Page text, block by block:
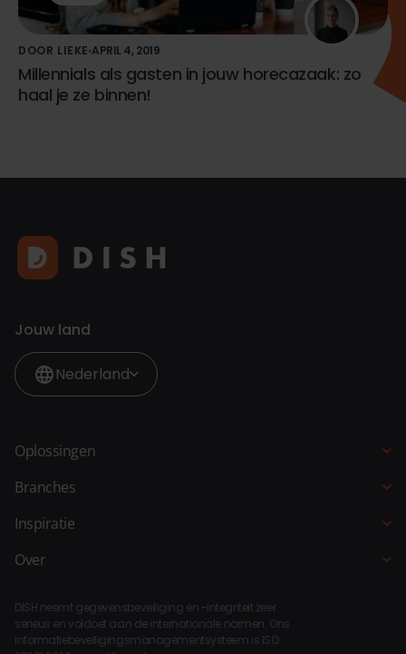
DOOR LIEKE APRIL 4, 2019
Millennials als gasten in jouw horecazaak: zo
haal je ze binnen!
Jouw land
Nederland
Oplossingen
Kassasysteem
Bestelsite
Bar Keuken Manager
Branches
Horeca
Fastservice
Strandpaviljoen
Inspiratie
Blogs
Over
Koppelingen
Compliance
DISH neemt gegevensbeveiliging en -integriteit zeer
serieus en voldoet aan de internationale normen. Ons
informatiebeveiligingsmanagementsysteem is ISO